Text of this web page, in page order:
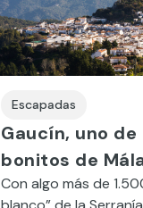
Escapadas
Gaucín, uno
bonitos de
Con algo más de